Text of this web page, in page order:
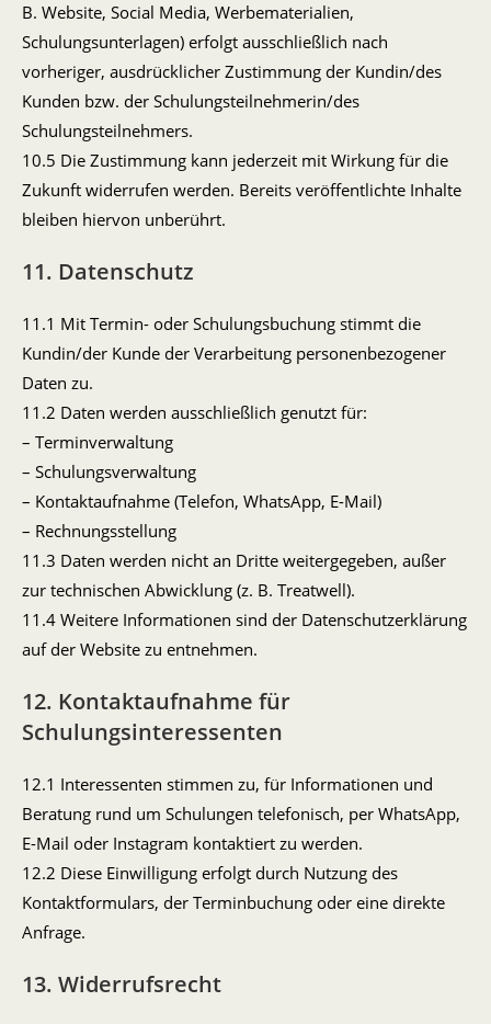
B. Website, Social Media, Werbematerialien,
Schulungsunterlagen) erfolgt ausschließlich nach
vorheriger, ausdrücklicher Zustimmung der Kundin/des
Kunden bzw. der Schulungsteilnehmerin/des
Schulungsteilnehmers.
10.5 Die Zustimmung kann jederzeit mit Wirkung für die
Zukunft widerrufen werden. Bereits veröffentlichte Inhalte
bleiben hiervon unberührt.
11. Datenschutz
11.1 Mit Termin- oder Schulungsbuchung stimmt die
Kundin/der Kunde der Verarbeitung personenbezogener
Daten zu.
11.2 Daten werden ausschließlich genutzt für:
– Terminverwaltung
– Schulungsverwaltung
– Kontaktaufnahme (Telefon, WhatsApp, E-Mail)
– Rechnungsstellung
11.3 Daten werden nicht an Dritte weitergegeben, außer
zur technischen Abwicklung (z. B. Treatwell).
11.4 Weitere Informationen sind der Datenschutzerklärung
auf der Website zu entnehmen.
12. Kontaktaufnahme für
Schulungsinteressenten
12.1 Interessenten stimmen zu, für Informationen und
Beratung rund um Schulungen telefonisch, per WhatsApp,
E-Mail oder Instagram kontaktiert zu werden.
12.2 Diese Einwilligung erfolgt durch Nutzung des
Kontaktformulars, der Terminbuchung oder eine direkte
Anfrage.
13. Widerrufsrecht